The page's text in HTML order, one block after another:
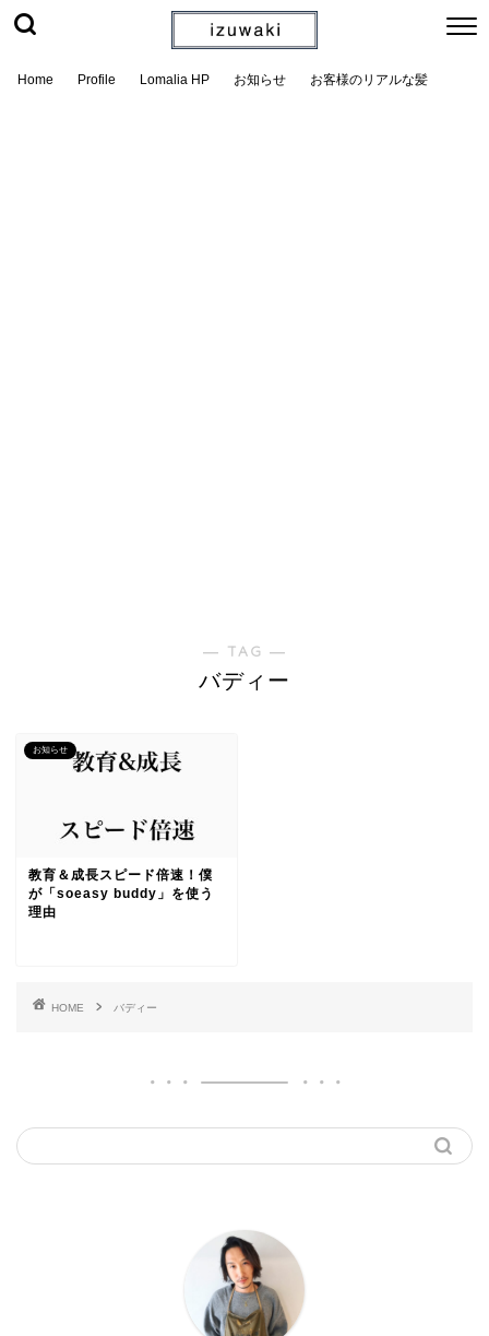
Home Profile Lomalia HP お知らせ お客様のリアルな髪
― TAG ―
バディー
お知らせ
教育＆成長スピード倍速！僕
が「soeasy buddy」を使う
理由
HOME バディー